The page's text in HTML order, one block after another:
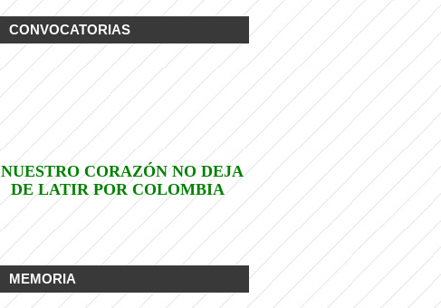
CONVOCATORIAS
NUESTRO CORAZÓN NO DEJA
DE LATIR POR COLOMBIA
MEMORIA